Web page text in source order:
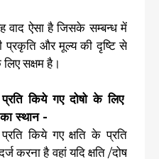
वाद ऐसा है जिसके सम्बन्ध में
प्रकृति और मूल्य की दृष्टि से
सक्षम है।
किये गए दोषो के लिए
स्थान -
किये गए क्षति के प्रति
करना है वहां यदि क्षति /दोष